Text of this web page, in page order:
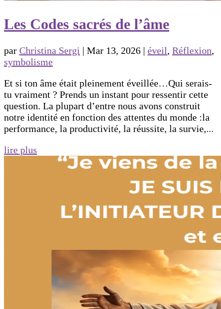
Les Codes sacrés de l’âme
par Christina Sergi | Mar 13, 2026 | éveil, Réflexion,
symbolisme
Et si ton âme était pleinement éveillée…Qui serais-
tu vraiment ? Prends un instant pour ressentir cette
question. La plupart d’entre nous avons construit
notre identité en fonction des attentes du monde :la
performance, la productivité, la réussite, la survie,...
lire plus